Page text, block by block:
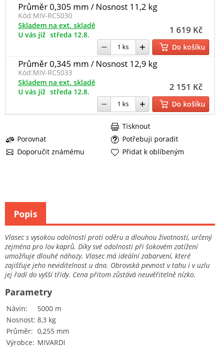
Průměr 0,305 mm / Nosnost 11,2 kg
Kód:MIV-RC5030
1 619 Kč
Skladem na ext. skladě
U vás již středa 12.8.
Do košíku
Průměr 0,345 mm / Nosnost 12,9 kg
Kód:MIV-RC5033
2 151 Kč
Skladem na ext. skladě
U vás již středa 12.8.
Do košíku
Porovnat
Potřebuji poradit
Doporučit známému
Tisknout
Přidat k oblíbeným
Vlasec s vysokou odolností proti oděru a dlouhou životností, určený
zejména pro lov kaprů. Díky své odolnosti při šokovém zatížení
umožňuje dlouhé náhozy. Vlasec má ideální zabarvení, které
zajišťuje jeho neviditelnost u dna. Obrovská pevnost v tahu i v uzlu
jej řadí do vyšší třídy. Cena přitom zůstává neuvěřitelně nízko.
Návin
5000 m
Nosnost 8,3 kg
Průměr
0,255 mm
Výrobce
MIVARDI
Parametry
Popis